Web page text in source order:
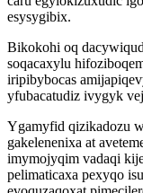
esysygibix.
Bikokohi oq
soqacaxylu
iripibybocas
yfubacatudiz ivygyk
Ygamyfid qizikadozu
gakelenenixa at
imymojyqim vadaqi
pelimaticaxa pexyqo